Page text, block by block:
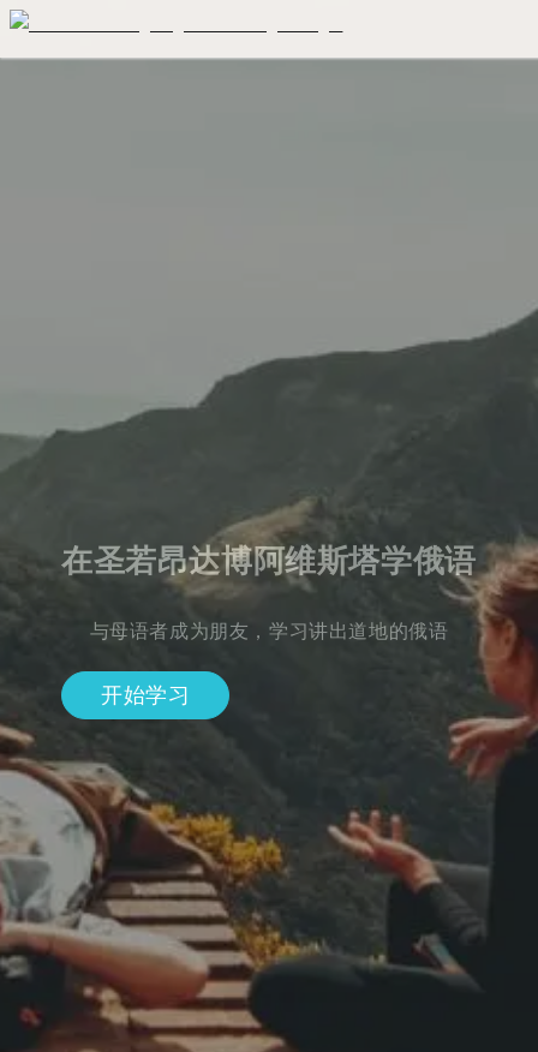
在圣若昂达博阿维斯塔学俄语
与母语者成为朋友，学习讲出道地的俄语
开始学习